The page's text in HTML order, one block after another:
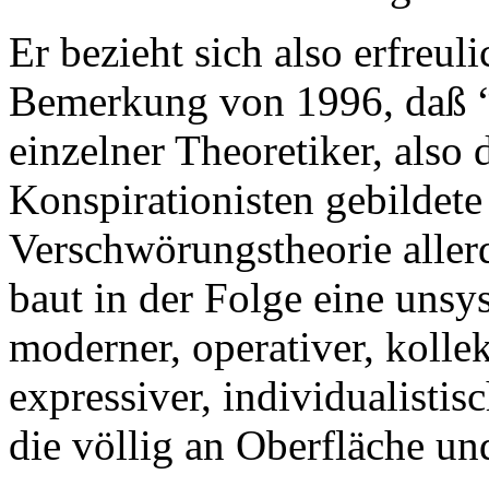
Er bezieht sich also
Bemerkung von 1996, daß
einzelner Theoretiker, also
Konspirationisten gebildete
Verschwörungstheorie
baut in der Folge eine
moderner, operativer,
expressiver,
die völlig an Oberfläche